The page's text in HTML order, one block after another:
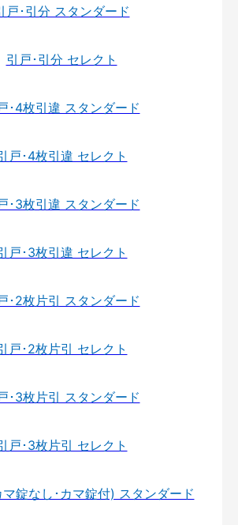
戸･引分 スタンダード
引戸･引分 セレクト
･4枚引違 スタンダード
戸･4枚引違 セレクト
･3枚引違 スタンダード
戸･3枚引違 セレクト
･2枚片引 スタンダード
戸･2枚片引 セレクト
･3枚片引 スタンダード
戸･3枚片引 セレクト
錠なし･カマ錠付) スタンダード